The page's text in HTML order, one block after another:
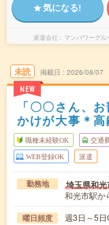
気になる!
派遣会社 マンパワーグ
未読
NEW
掲載日 2026/08/07
「〇〇さん、
かけが大事＊
職種未経験OK 交通
WEB登録OK 派遣
勤務地 埼玉県和光
和光市駅か
曜日頻度 週3日～5